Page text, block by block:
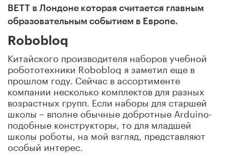
BETT в Лондоне которая считается главным
образовательным событием в Европе.
Robobloq
Китайского производителя наборов учебной
робототехники Robobloq я заметил еще в
прошлом году. Сейчас в ассортименте
компании несколько комплектов для разных
возрастных групп. Если наборы для старшей
школы – вполне обычные добротные Arduino-
подобные конструкторы, то для младшей
школы роботы, на мой взгляд, представляют
особый интерес.